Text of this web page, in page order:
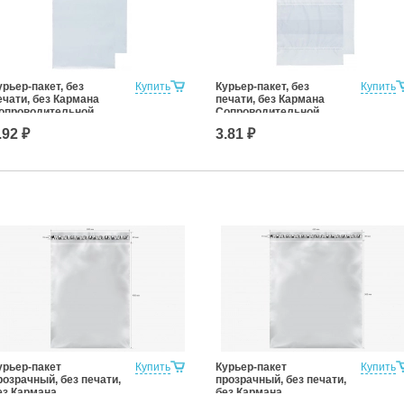
Купить
пакет, без
без Кармана
150х220
(для маркетплейсов)
₽
Купить
Курьер-пакет, без
печати, без Кармана
Сопроводительной
Документации 240x320
мм (для маркетплейсов)
3.81 ₽
Купить
пакет
без печати,
Кармана
Купить
Курьер-пакет
прозрачный, без печати,
без Кармана